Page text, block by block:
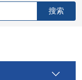
、留置针测试仪